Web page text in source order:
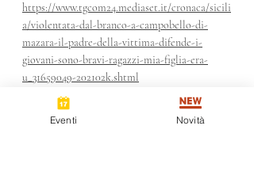
https://www.tgcom24.mediaset.it/cronaca/sicili
a/violentata-dal-branco-a-campobello-di-
mazara-il-padre-della-vittima-difende-i-
giovani-sono-bravi-ragazzi-mia-figlia-era-
u_31659049-202102k.shtml
Immagine:
https://www.ildigitale.it/18enne-
Eventi Novità